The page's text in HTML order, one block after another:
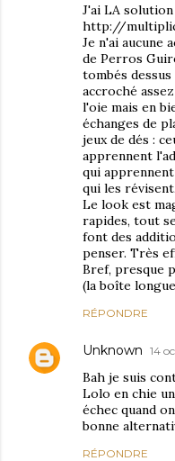
J'ai LA
http://
Je n'ai aucune
de Perros
tombés
accroché
l'oie mais en
échanges de
jeux de dés :
apprennent
qui
qui les
Le look est
rapides, tout
font des
penser. Très
Bref, presque
(la boîte
RÉPONDRE
Unknown 14
Bah je suis
Lolo en chie
échec quand
bonne
RÉPONDRE